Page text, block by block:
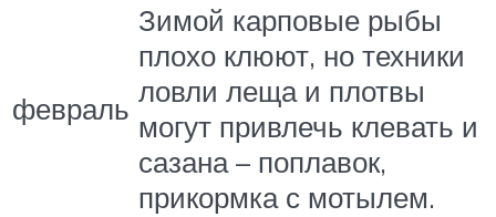
февраль
Зимой карповые рыбы
плохо клюют, но техники
ловли леща и плотвы
могут привлечь клевать и
сазана – поплавок,
прикормка с мотылем.